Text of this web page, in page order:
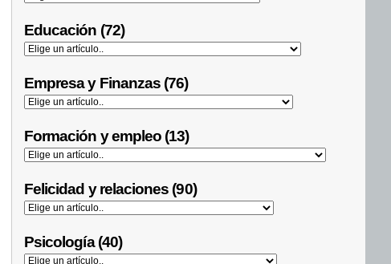
Educación (72)
Empresa y Finanzas (76)
Formación y empleo (13)
Felicidad y relaciones (90)
Psicología (40)